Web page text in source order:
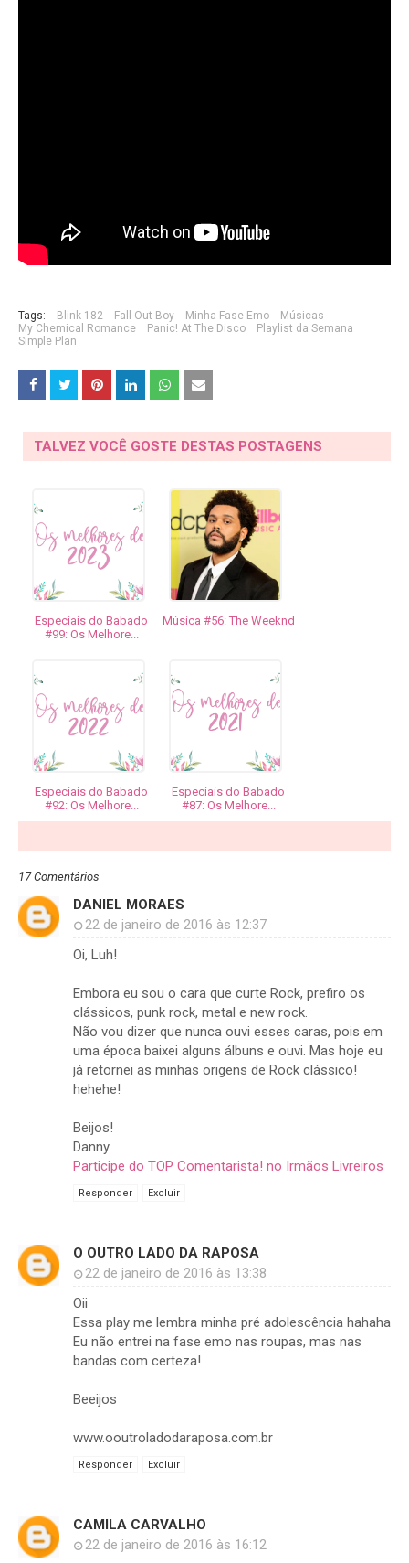
Tags: Blink 182 Fall Out Boy Minha Fase Emo
Músicas
My Chemical Romance
Panic! At The Disco
Playlist da Semana
Simple Plan
TALVEZ VOCÊ GOSTE DESTAS POSTAGENS
Especiais do Babado
#99: Os Melhore...
Música #56: The Weeknd
Especiais do Babado
#92: Os Melhore...
Especiais do Babado
#87: Os Melhore...
17 Comentários
DANIEL MORAES
22 de janeiro de 2016 às 12:37
Oi, Luh!
Embora eu sou o cara que curte Rock, prefiro os
clássicos, punk rock, metal e new rock.
Não vou dizer que nunca ouvi esses caras, pois em
uma época baixei alguns álbuns e ouvi. Mas hoje eu
já retornei as minhas origens de Rock clássico!
hehehe!
Beijos!
Danny
Participe do TOP Comentarista! no Irmãos Livreiros
Responder Excluir
O OUTRO LADO DA RAPOSA
22 de janeiro de 2016 às 13:38
Oii
Essa play me lembra minha pré adolescência hahaha
Eu não entrei na fase emo nas roupas, mas nas
bandas com certeza!
Beeijos
www.ooutroladodaraposa.com.br
Responder Excluir
CAMILA CARVALHO
22 de janeiro de 2016 às 16:12